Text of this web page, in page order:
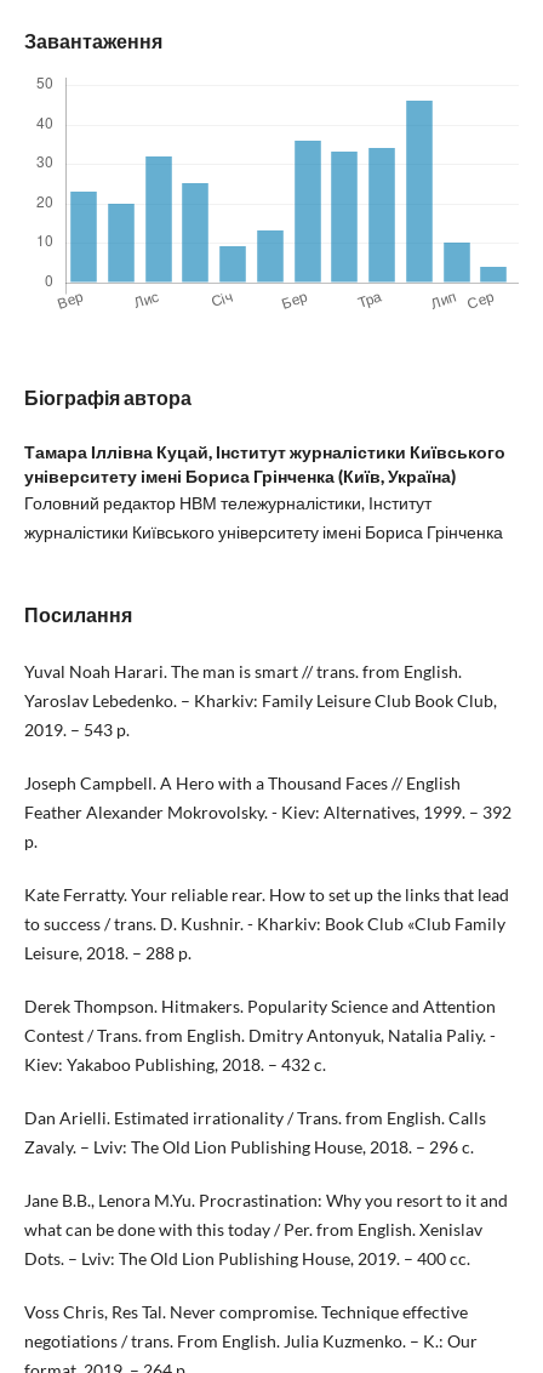
Завантаження
Біографія автора
Тамара Іллівна Куцай, Інститут журналістики Київського
університету імені Бориса Грінченка (Київ, Україна)
Головний редактор НВМ тележурналістики, Інститут
журналістики Київського університету імені Бориса Грінченка
Посилання
Yuval Noah Harari. The man is smart // trans. from English.
Yaroslav Lebedenko. – Kharkiv: Family Leisure Club Book Club,
2019. – 543 p.
Joseph Campbell. A Hero with a Thousand Faces // English
Feather Alexander Mokrovolsky. - Kiev: Alternatives, 1999. – 392
p.
Kate Ferratty. Your reliable rear. How to set up the links that lead
to success / trans. D. Kushnir. - Kharkiv: Book Club «Club Family
Leisure, 2018. – 288 p.
Derek Thompson. Hitmakers. Popularity Science and Attention
Contest / Trans. from English. Dmitry Antonyuk, Natalia Paliy. -
Kiev: Yakaboo Publishing, 2018. – 432 c.
Dan Arielli. Estimated irrationality / Trans. from English. Calls
Zavaly. – Lviv: The Old Lion Publishing House, 2018. – 296 c.
Jane B.B., Lenora M.Yu. Procrastination: Why you resort to it and
what can be done with this today / Per. from English. Xenislav
Dots. – Lviv: The Old Lion Publishing House, 2019. – 400 cc.
Voss Chris, Res Tal. Never compromise. Technique effective
negotiations / trans. From English. Julia Kuzmenko. – K.: Our